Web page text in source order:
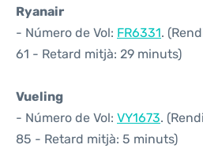
Ryanair
- Número de Vol: FR6331.
61 - Retard mitjà: 29 minuts)
Vueling
- Número de Vol: VY1673.
85 - Retard mitjà: 5 minuts)